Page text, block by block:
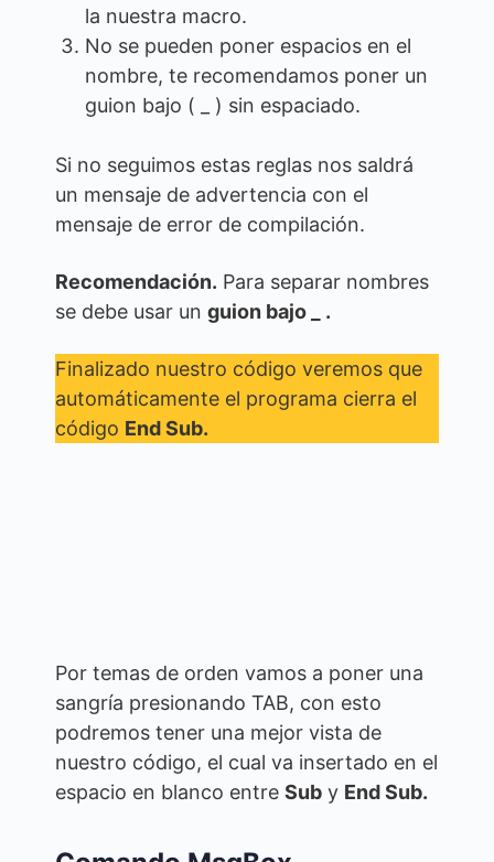
la nuestra macro.
No se pueden poner espacios en el
nombre, te recomendamos poner un
guion bajo ( _ ) sin espaciado.
Si no seguimos estas reglas nos saldrá
un mensaje de advertencia con el
mensaje de error de compilación.
Recomendación. Para separar nombres
se debe usar un guion bajo _ .
Finalizado nuestro código veremos que
automáticamente el programa cierra el
código End Sub.
Por temas de orden vamos a poner una
sangría presionando TAB, con esto
podremos tener una mejor vista de
nuestro código, el cual va insertado en el
espacio en blanco entre Sub y End Sub.